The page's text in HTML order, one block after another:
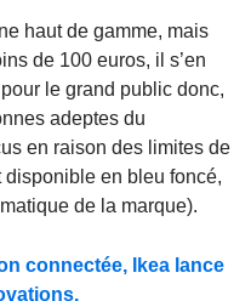
haut de gamme, mais
de 100 euros, il s’en
le grand public donc,
adeptes du
en raison des limites de
en bleu foncé,
de la marque).
connectée, Ikea lance